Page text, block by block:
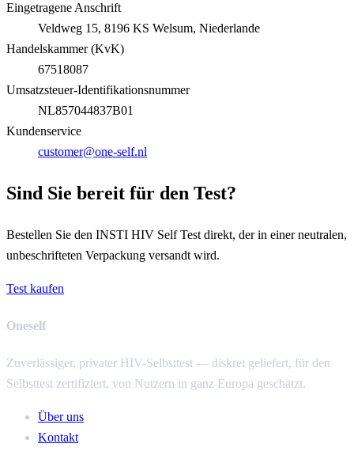
Eingetragene Anschrift
Veldweg 15, 8196 KS Welsum, Niederlande
Handelskammer (KvK)
67518087
Umsatzsteuer-Identifikationsnummer
NL857044837B01
Kundenservice
customer@one-self.nl
Sind Sie bereit für den Test?
Bestellen Sie den INSTI HIV Self Test direkt, der in einer neutralen,
unbeschrifteten Verpackung versandt wird.
Test kaufen
Oneself
Zuverlässiger, privater HIV-Selbsttest — diskret geliefert, für den
Selbsttest zertifiziert, von Nutzern in ganz Europa geschätzt.
Über uns
Kontakt